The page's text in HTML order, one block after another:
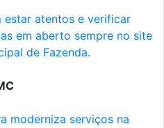
estar atentos e verificar
em aberto sempre no site
de Fazenda.
moderniza serviços na